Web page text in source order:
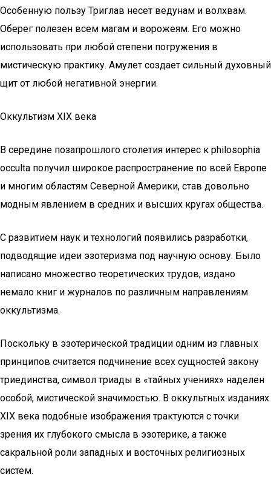
Особенную пользу Триглав несет ведунам и волхвам.
Оберег полезен всем магам и ворожеям. Его можно
использовать при любой степени погружения в
мистическую практику. Амулет создает сильный духовный
щит от любой негативной энергии.
Оккультизм XIX века
В середине позапрошлого столетия интерес к philosophia
occulta получил широкое распространение по всей Европе
и многим областям Северной Америки, став довольно
модным явлением в средних и высших кругах общества.
С развитием наук и технологий появились разработки,
подводящие идеи эзотеризма под научную основу. Было
написано множество теоретических трудов, издано
немало книг и журналов по различным направлениям
оккультизма.
Поскольку в эзотерической традиции одним из главных
принципов считается подчинение всех сущностей закону
триединства, символ триады в «тайных учениях» наделен
особой, мистической значимостью. В оккультных изданиях
XIX века подобные изображения трактуются с точки
зрения их глубокого смысла в эзотерике, а также
сакральной роли западных и восточных религиозных
систем.